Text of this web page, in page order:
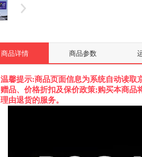
商品详情 商品参数
温馨提示:商品页面信息为系统自动读取
赠品、价格折扣及保价政策;购买本商品
理由退货的服务。